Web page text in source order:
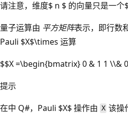
请注意，维度$ n $ 的向量只是一个
量子运算由 平方矩阵表示，即行数
Pauli $X$\times 运算
$$X =\begin{bmatrix} 0 & 1 1 \\&
提示
在中 Q#，Pauli $X$ 操作由 X 该操